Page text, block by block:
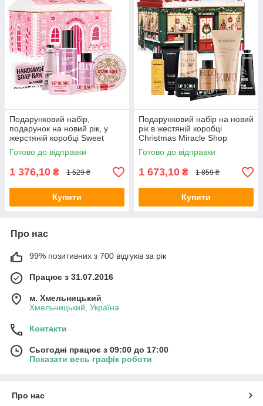
Подарунковий набір,
подарунок на новий рік, у
жерстяній коробці Sweet
Candy House Mr.Scrubber
Christmas Gift - з 7-ми
позицій
Готово до відправки
1 376,10 ₴ 1 529 ₴
Купити
Подарунковий набір на новий
рік в жестяній коробці
Christmas Miracle Shop
Mr.SCRUBBER Christmas Gift
з 8-ми позицій
Готово до відправки
1 673,10 ₴ 1 859 ₴
Купити
Про нас
99% позитивних з 700 відгуків за рік
Працює з 31.07.2016
м. Хмельницький
Хмельницький, Україна
Контакти
Сьогодні працює з 09:00 до 17:00
Показати весь графік роботи
Про нас